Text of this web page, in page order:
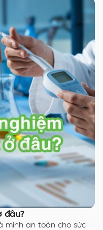
đâu?
mình an toàn cho sức